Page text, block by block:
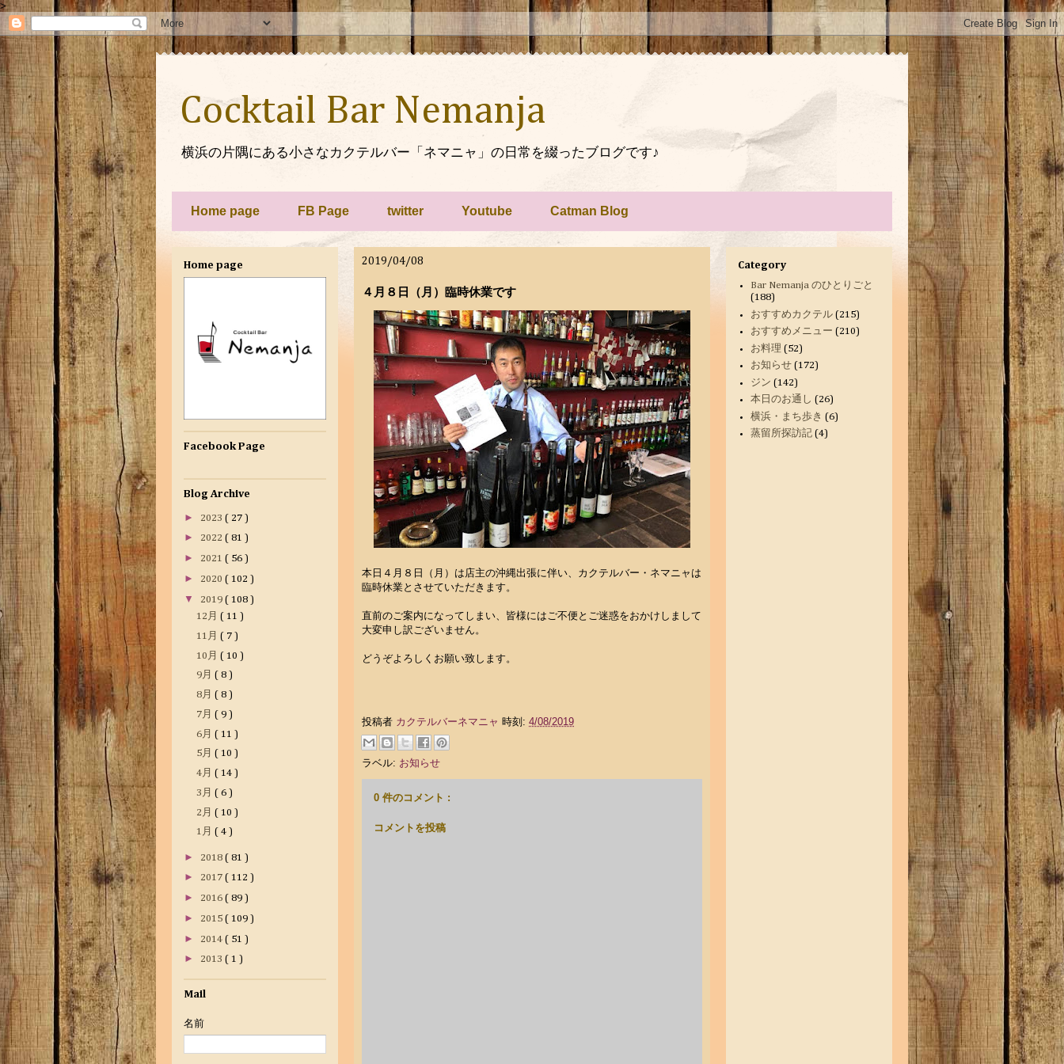
>
Cocktail Bar Nemanja
横浜の片隅にある小さなカクテルバー「ネマニャ」の日常を綴ったブログです♪
Home page FB Page twitter Youtube Catman Blog
2019/04/08
４月８日（月）臨時休業です
本日４月８日（月）は店主の沖縄出張に伴い、カクテルバー・ネマニャは
臨時休業とさせていただきます。
直前のご案内になってしまい、皆様にはご不便とご迷惑をおかけしまして
大変申し訳ございません。
どうぞよろしくお願い致します。
投稿者 カクテルバーネマニャ 時刻: 4/08/2019
ラベル: お知らせ
0 件のコメント :
コメントを投稿
Home page
Facebook Page
Blog Archive
► 2023 ( 27 )
► 2022 ( 81 )
► 2021 ( 56 )
► 2020 ( 102 )
▼ 2019 ( 108 )
12月 ( 11 )
11月 ( 7 )
10月 ( 10 )
9月 ( 8 )
8月 ( 8 )
7月 ( 9 )
6月 ( 11 )
5月 ( 10 )
4月 ( 14 )
3月 ( 6 )
2月 ( 10 )
1月 ( 4 )
► 2018 ( 81 )
► 2017 ( 112 )
► 2016 ( 89 )
► 2015 ( 109 )
► 2014 ( 51 )
► 2013 ( 1 )
Mail
名前
Category
Bar Nemanja のひとりごと
(188)
おすすめカクテル (215)
おすすめメニュー (210)
お料理 (52)
お知らせ (172)
ジン (142)
本日のお通し (26)
横浜・まち歩き (6)
蒸留所探訪記 (4)